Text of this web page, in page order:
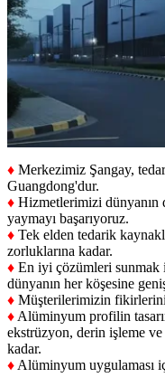
♦ Merkezimiz Şangay,
Guangdong'dur.
♦ Hizmetlerimizi dünyanın
yaymayı başarıyoruz.
♦ Tek elden tedarik
zorluklarına kadar.
♦ En iyi çözümleri sunmak
dünyanın her köşesine
♦ Müşterilerimizin
♦ Alüminyum profilin
ekstrüzyon, derin işleme
kadar.
♦ Alüminyum uygulaması